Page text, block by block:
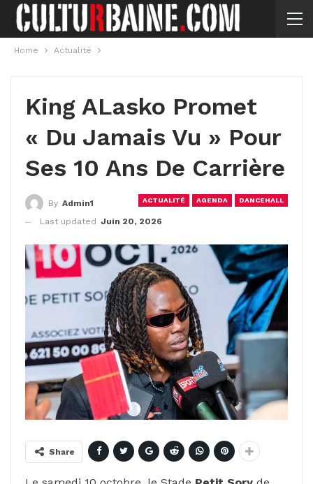
Home Actualité
King ALasko Promet
« Du Jamais Vu » Pour
Ses 10 Ans De Carrière
ACTUALITÉ AGENDA DANCEHALL
By Admin1
Last updated Juin 20, 2026
Share